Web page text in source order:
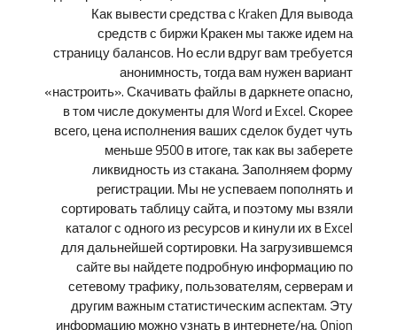
Как вывести средства с Kraken Для вывода
средств с биржи Кракен мы также идем на
страницу балансов. Но если вдруг вам требуется
анонимность, тогда вам нужен вариант
«настроить». Скачивать файлы в даркнете опасно,
в том числе документы для Word и Excel. Скорее
всего, цена исполнения ваших сделок будет чуть
меньше 9500 в итоге, так как вы заберете
ликвидность из стакана. Заполняем форму
регистрации. Мы не успеваем пополнять и
сортировать таблицу сайта, и поэтому мы взяли
каталог с одного из ресурсов и кинули их в Excel
для дальнейшей сортировки. На загрузившемся
сайте вы найдете подробную информацию по
сетевому трафику, пользователям, серверам и
другим важным статистическим аспектам. Эту